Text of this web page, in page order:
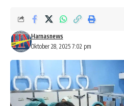
Oktober 28, 2025 7:02 pm
Harnasnews